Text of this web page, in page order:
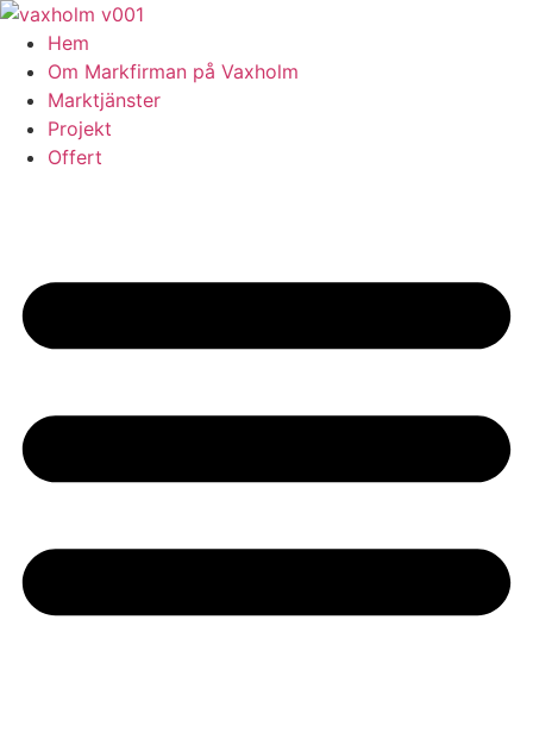
Skip
content
Hem
Om Markfirman på Vaxholm
Marktjänster
Projekt
Offert